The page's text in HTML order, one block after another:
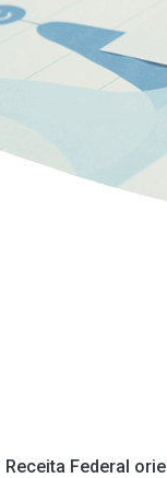
Receita Federal